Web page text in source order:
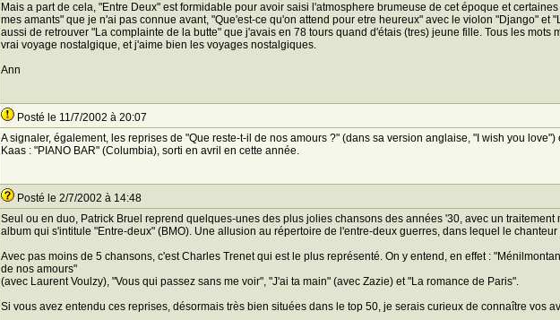
Mais a part de cela, "Entre Deux" est formidable pour avoir saisi l'atmosphere brumeuse de cet époque et
mes amants" que je n'ai pas connue avant, "Que'est-ce qu'on attend pour etre heureux" avec le violon "Django" et
aussi de retrouver "La complainte de la butte" que j'avais en 78 tours quand d'étais (tres) jeune fille. Tous les mots
vrai voyage nostalgique, et j'aime bien les voyages nostalgiques.
Ann
Posté le 11/7/2002 à 20:07
A signaler, également, les reprises de "Que reste-t-il de nos amours ?" (dans sa version anglaise, "I wish you
Kaas : "PIANO BAR" (Columbia), sorti en avril en cette année.
Posté le 2/7/2002 à 14:48
Seul ou en duo, Patrick Bruel reprend quelques-unes des plus jolies chansons des années '30, avec un traitement
album qui s'intitule "Entre-deux" (BMO). Une allusion au répertoire de l'entre-deux guerres, dans lequel le chanteur
Avec pas moins de 5 chansons, c'est Charles Trenet qui est le plus représenté. On y entend, en effet :
de nos amours"
(avec Laurent Voulzy), "Vous qui passez sans me voir", "J'ai ta main" (avec Zazie) et "La romance de Paris".
Si vous avez entendu ces reprises, désormais très bien situées dans le top 50, je serais curieux de connaître vos